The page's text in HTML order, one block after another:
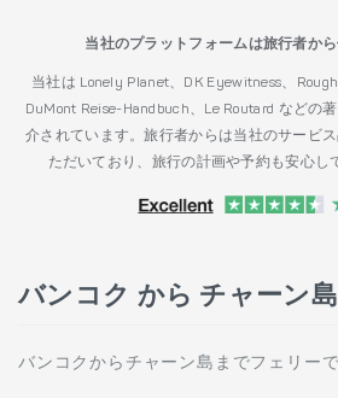
当社のプラットフォームは旅行者か
当社は Lonely Planet、DK Eyewitness、
DuMont Reise-Handbuch、Le Routard などの
介されています。旅行者からは当社のサービ
ただいており、旅行の計画や予約も安心し
バンコク から チャーン
バンコクからチャーン島までフェリー